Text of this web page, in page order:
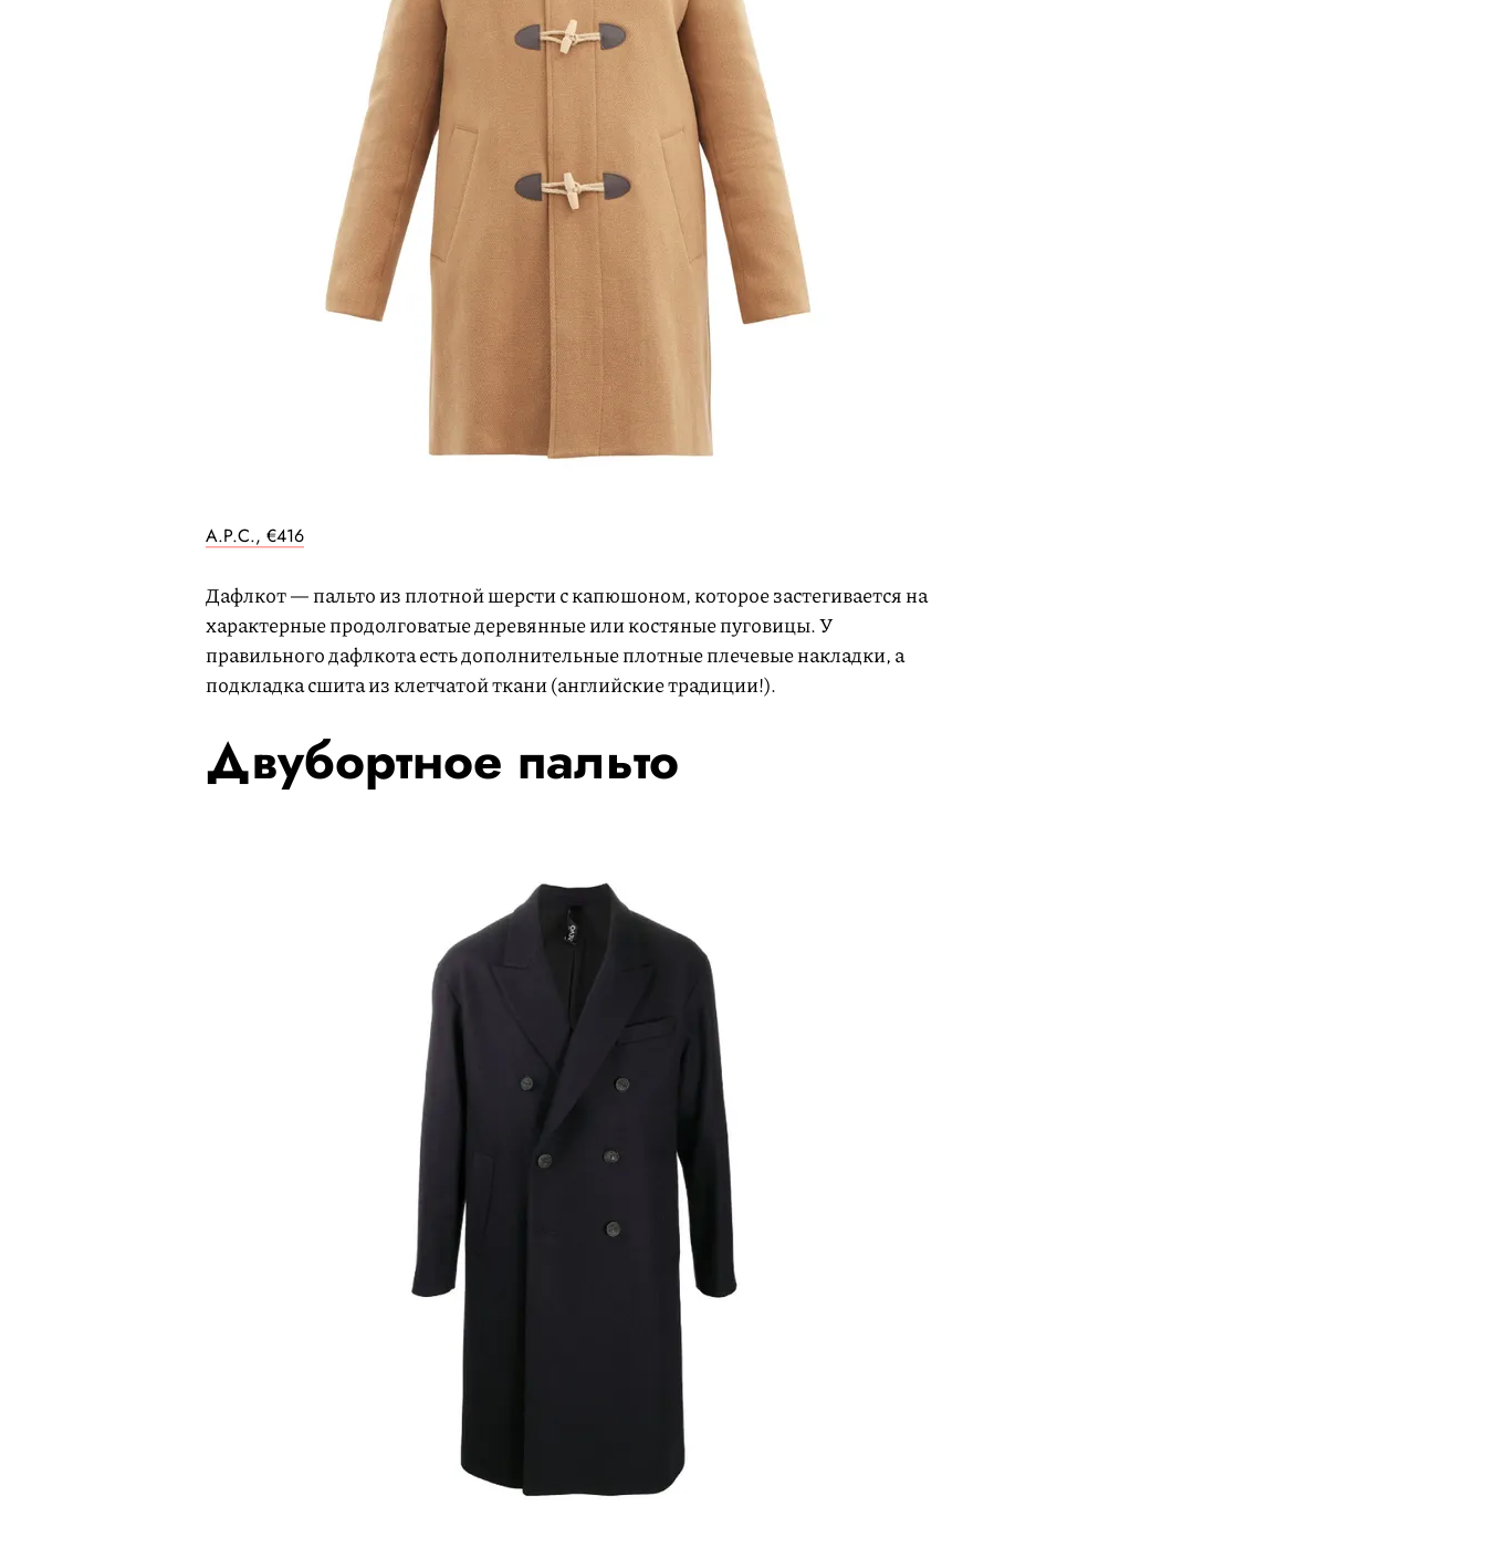
A.P.C., €416
Дафлкот — пальто из плотной шерсти с капюшоном, которое застегивается на
характерные продолговатые деревянные или костяные пуговицы. У
правильного дафлкота есть дополнительные плотные плечевые накладки, а
подкладка сшита из клетчатой ткани (английские традиции!).
Двубортное пальто